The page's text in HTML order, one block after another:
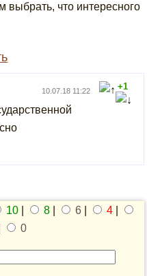
что интересного
10.07.18 11:22 +1
10 8 6 4
0